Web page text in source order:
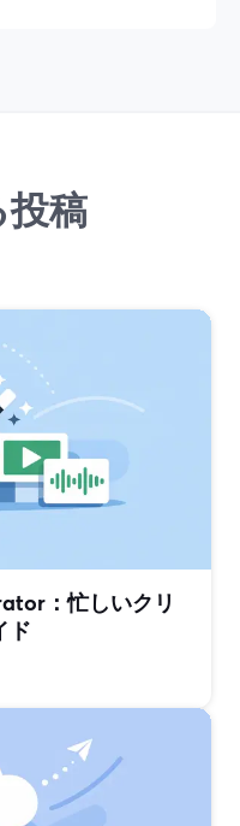
稿
：忙しいクリ
ド